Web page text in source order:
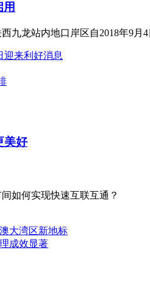
九龙站内地口岸区自2018年9月4
迎来利好消息
美好
如何实现快速互联互通？
大湾区新地标
成效显著